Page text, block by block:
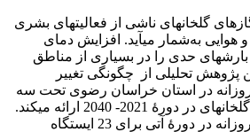
گلخانه‏ای ناشی از فعالیت‏های بشری
هوایی به‌شمار می‏آید. افزایش دمای
بارش‏های حدی را در بسیاری از مناطق
تحلیلی از چگونگی تغییر
روزانه در استان خراسان رضوی تحت سه
سناریوی انتشار گازهای گلخانه‏ای در دورۀ 2021- 2040 ارائه می‏کند.
سری‏های بیشترین بارش روزانه در دورۀ آتی برای 23 ایستگاه